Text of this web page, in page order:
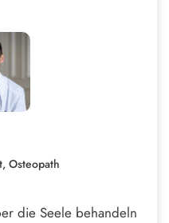
Osteopath
die Seele behandeln